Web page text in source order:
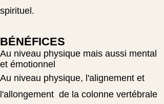
spirituel.
BÉNÉFICES
Au niveau physique mais aussi mental
et émotionnel
Au niveau physique, l'alignement et
l'allongement de la colonne vertébrale